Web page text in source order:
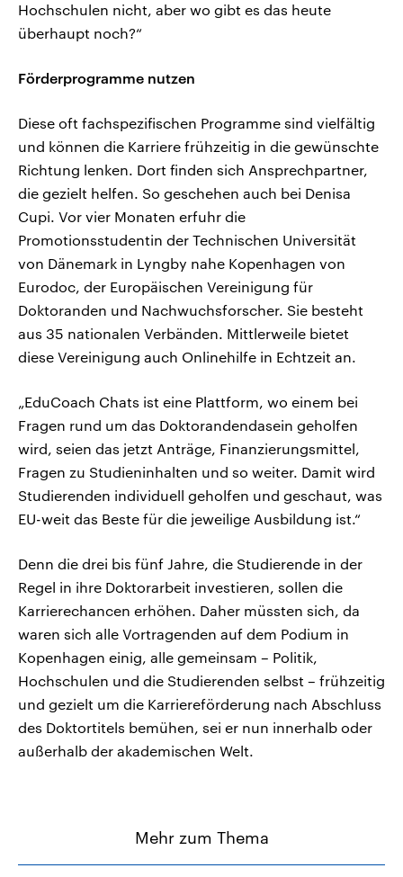
Hochschulen nicht, aber wo gibt es das heute
überhaupt noch?“
Förderprogramme nutzen
Diese oft fachspezifischen Programme sind vielfältig
und können die Karriere frühzeitig in die gewünschte
Richtung lenken. Dort finden sich Ansprechpartner,
die gezielt helfen. So geschehen auch bei Denisa
Cupi. Vor vier Monaten erfuhr die
Promotionsstudentin der Technischen Universität
von Dänemark in Lyngby nahe Kopenhagen von
Eurodoc, der Europäischen Vereinigung für
Doktoranden und Nachwuchsforscher. Sie besteht
aus 35 nationalen Verbänden. Mittlerweile bietet
diese Vereinigung auch Onlinehilfe in Echtzeit an.
„EduCoach Chats ist eine Plattform, wo einem bei
Fragen rund um das Doktorandendasein geholfen
wird, seien das jetzt Anträge, Finanzierungsmittel,
Fragen zu Studieninhalten und so weiter. Damit wird
Studierenden individuell geholfen und geschaut, was
EU-weit das Beste für die jeweilige Ausbildung ist.“
Denn die drei bis fünf Jahre, die Studierende in der
Regel in ihre Doktorarbeit investieren, sollen die
Karrierechancen erhöhen. Daher müssten sich, da
waren sich alle Vortragenden auf dem Podium in
Kopenhagen einig, alle gemeinsam – Politik,
Hochschulen und die Studierenden selbst – frühzeitig
und gezielt um die Karriereförderung nach Abschluss
des Doktortitels bemühen, sei er nun innerhalb oder
außerhalb der akademischen Welt.
Mehr zum Thema